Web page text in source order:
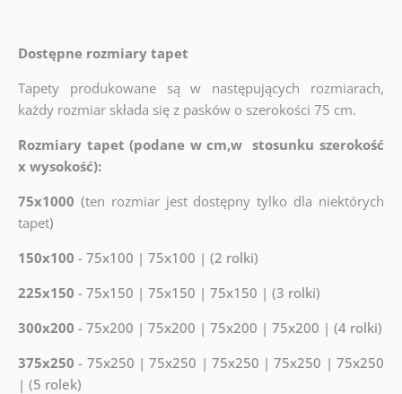
Dostępne rozmiary tapet
Tapety produkowane są w następujących rozmiarach,
każdy rozmiar składa się z pasków o szerokości 75 cm.
Rozmiary tapet (podane w cm,w stosunku szerokość
x wysokość):
75x1000 (ten rozmiar jest dostępny tylko dla niektórych
tapet)
150x100 - 75x100 | 75x100 | (2 rolki)
225x150 - 75x150 | 75x150 | 75x150 | (3 rolki)
300x200 - 75x200 | 75x200 | 75x200 | 75x200 | (4 rolki)
375x250 - 75x250 | 75x250 | 75x250 | 75x250 | 75x250
| (5 rolek)